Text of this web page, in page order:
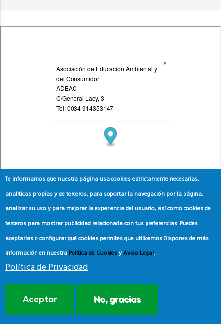
Te informamos que nuestra página usa cookies estrictamente necesarias,
analíticas propias y de terceros, para soportar la navegación por la página,
analizar su uso y para mejorar la experiencia del usuario, así como cookies de
terceros para mostrar publicidad relacionada con tus preferencias. Puedes
aceptarlas o configurar qué cookies permites que utilicemos.Dispones de más
información en nuestra Política de CookiesyAviso Legal.
Política de Privacidad
Aceptar No, gracias